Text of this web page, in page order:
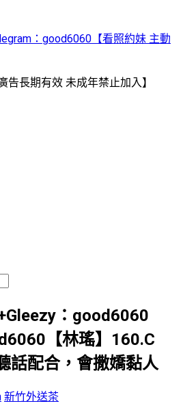
：good6060【看照約妹 主動
告長期有效 未成年禁止加入】
：good6060
【林瑤】160.C
話配合，會撒嬌黏人
新竹外送茶